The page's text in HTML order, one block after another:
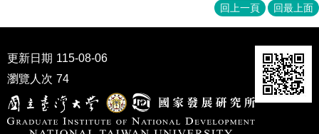
班
學
術
研
究
國
回上一頁 回最上面
更新日期 115-08-06
瀏覽人次 74